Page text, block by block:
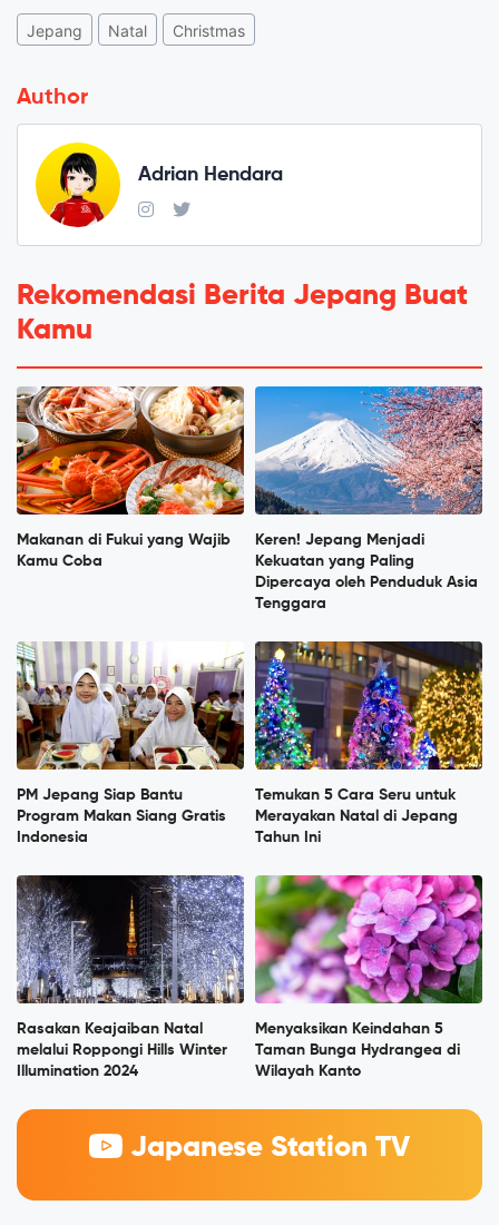
Jepang Natal Christmas
Author
Adrian Hendara
Rekomendasi Berita Jepang Buat
Kamu
Makanan di Fukui yang Wajib
Kamu Coba
Keren! Jepang Menjadi
Kekuatan yang Paling
Dipercaya oleh Penduduk Asia
Tenggara
PM Jepang Siap Bantu
Program Makan Siang Gratis
Indonesia
Temukan 5 Cara Seru untuk
Merayakan Natal di Jepang
Tahun Ini
Rasakan Keajaiban Natal
melalui Roppongi Hills Winter
Illumination 2024
Menyaksikan Keindahan 5
Taman Bunga Hydrangea di
Wilayah Kanto
Japanese Station TV